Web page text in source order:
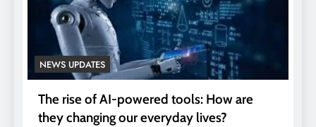
NEWS UPDATES
The rise of AI-powered tools: How are
they changing our everyday lives?